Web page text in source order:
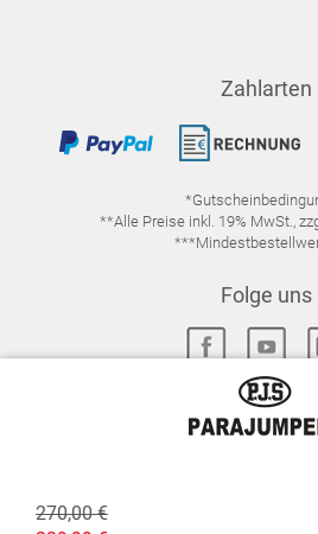
270,00 €
Zahlarten
**Alle Preise inkl. 19% MwSt.,
Folge uns
DATENSCHUTZ-EINSTELLUNGEN